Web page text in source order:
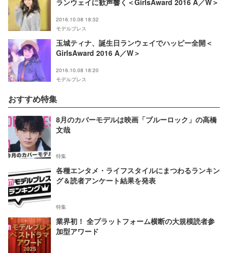
2016.10.08 18:32
モデルプレス
玉城ティナ、誕生日ランウェイでハッピー全開＜
GirlsAward 2016 A／W＞
2016.10.08 18:20
モデルプレス
おすすめ特集
8月のカバーモデルは映画「ブルーロック」の高橋
文哉
特集
各種エンタメ・ライフスタイルにまつわるランキン
グ＆読者アンケート結果を発表
特集
業界初！ 全プラットフォーム横断の大規模読者参
加型アワード